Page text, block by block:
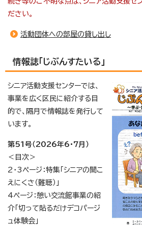
ださい。
活動団体への部屋の貸し出し
情報誌「じぶんすたいる」
シニア活動支援センターでは、
事業を広く区民に紹介する目
的で、隔月で情報誌を発行して
います。
第51号（2026年6・7月）
＜目次＞
2・3ページ：特集「シニアの聞こ
えにくさ（難聴）」
4ページ：憩い交流館事業の紹
介「切って貼るだけデコパージ
ュ体験会」